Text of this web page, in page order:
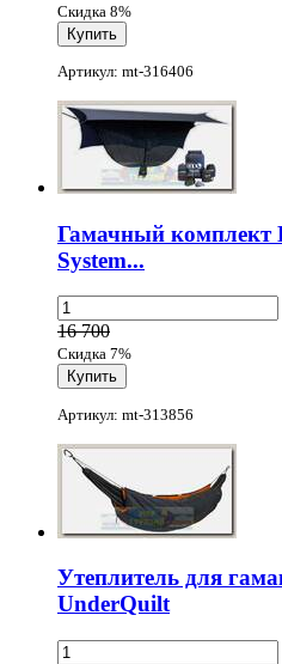
Скидка 8%
Артикул: mt-316406
Гамачный комплект
System...
16 700
Скидка 7%
Артикул: mt-313856
Утеплитель для
UnderQuilt